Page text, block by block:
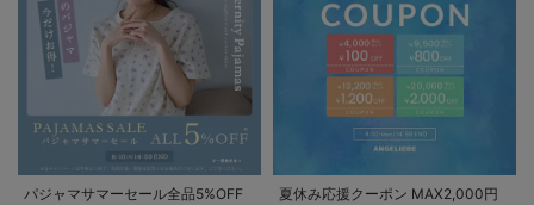
パジャマサマーセール全品5%OFF
夏休み応援クーポン MAX2,000円